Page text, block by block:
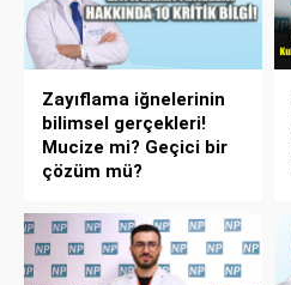
Zayıflama iğnelerinin
bilimsel gerçekleri!
Mucize mi? Geçici bir
çözüm mü?